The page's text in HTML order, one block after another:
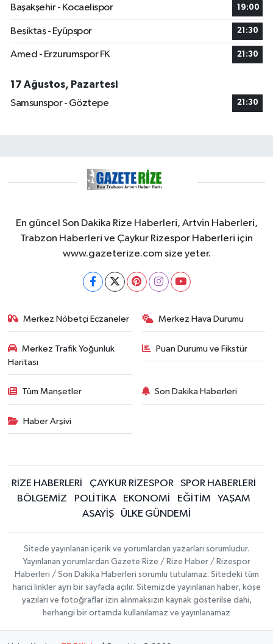
Başakşehir - Kocaelispor
19:00
Beşiktaş - Eyüpspor 21:30
Amed - Erzurumspor FK 21:30
17 Ağustos, Pazartesi
Samsunspor - Göztepe
21:30
En güncel Son Dakika Rize Haberleri, Artvin Haberleri,
Trabzon Haberleri ve Çaykur Rizespor Haberleri için
www.gazeterize.com size yeter.
Merkez Nöbetçi Eczaneler Merkez Hava Durumu
Merkez Trafik Yoğunluk
Haritası
Puan Durumu ve Fikstür
Tüm Manşetler Son Dakika Haberleri
Haber Arşivi
RİZE HABERLERİ ÇAYKUR RİZESPOR
SPOR HABERLERİ
BÖLGEMİZ
POLİTİKA EKONOMİ EĞİTİM
YAŞAM
ASAYİŞ
ÜLKE GÜNDEMİ
Sitede yayınlanan içerik ve yorumlardan yazarları sorumludur.
Yayınlanan yorumlardan Gazete Rize / Rize Haber / Rizespor
Haberleri / Son Dakika Haberleri sorumlu tutulamaz. Sitedeki tüm
harici linkler ayrı bir sayfada açılır. Sitemizde yayınlanan haber, köşe
yazıları ve fotoğraflar izin alınmaksızın kaynak gösterilse dahi,
herhangi bir ortamda kullanılamaz ve yayınlanamaz